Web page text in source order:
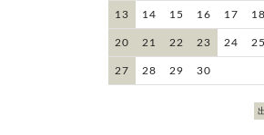
13 14 15 16 17 18
20 21 22 23 24 25
27 28 29 30